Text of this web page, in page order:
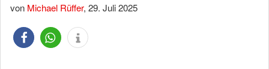
von Michael Rüffer, 29. Juli 2025